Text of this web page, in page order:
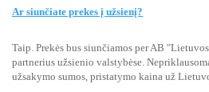
Ar siunčiate prekes į užsienį?
Taip. Prekės bus siunčiamos per AB
partnerius užsienio valstybėse.
užsakymo sumos, pristatymo kaina už